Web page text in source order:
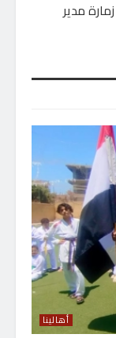
مدير
أهالينا